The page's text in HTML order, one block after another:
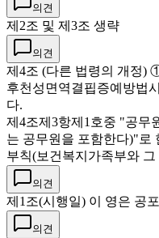
의견
제2조 및 제3조 생략
의견
제4조 (다른 법령의 개정)
후천성면역결핍증예방법
다.
제4조제3항제1호중 "공무
는 공무원을 포함한다)"로
부칙(보건복지가족부와
의견
제1조(시행일) 이 영은 공
의견